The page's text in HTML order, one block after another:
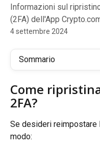
Informazioni sul
(2FA) dell'App
4 settembre 2024
Sommario
Come
2FA?
Se desideri reimpostare
modo: